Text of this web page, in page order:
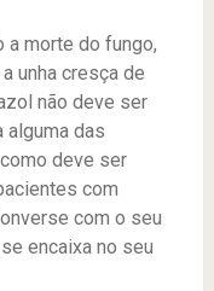
a morte do fungo,
unha cresça de
não deve ser
alguma das
deve ser
com
com o seu
encaixa no seu